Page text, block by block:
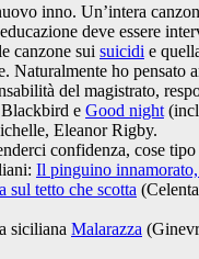
inno. Un’intera
deve essere
canzone sui suicidi e
Naturalmente ho
del magistrato,
e Good night
Eleanor Rigby.
confidenza, cose
Il pinguino innamorato,
sul tetto che scotta
siciliana Malarazza